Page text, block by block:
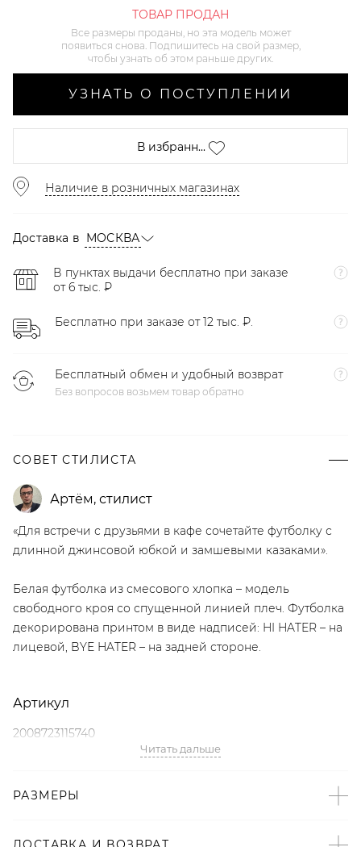
ТОВАР ПРОДАН
Все размеры проданы, но эта модель может
появиться снова. Подпишитесь на свой размер,
чтобы узнать об этом раньше других.
УЗНАТЬ О ПОСТУПЛЕНИИ
В избранн...
Наличие в розничных магазинах
Доставка в МОСКВА
В пунктах выдачи бесплатно при заказе
от 6 тыс. ₽
Бесплатно при заказе от 12 тыс. ₽.
Бесплатный обмен и удобный возврат
Без вопросов возьмем товар обратно
СОВЕТ СТИЛИСТА
Артём, стилист
«Для встречи с друзьями в кафе сочетайте футболку с
длинной джинсовой юбкой и замшевыми казаками».
Белая футболка из смесового хлопка – модель
свободного кроя со спущенной линией плеч. Футболка
декорирована принтом в виде надписей: HI HATER – на
лицевой, BYE HATER – на задней стороне.
Артикул
2008723115740
– Произведено по индивидуальному заказу и под
– Дизайн: Санкт-Петербург, Россия;
Читать дальше
РАЗМЕРЫ